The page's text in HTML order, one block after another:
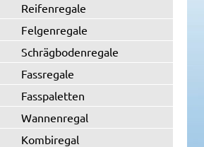
Reifenregale
Felgenregale
Schrägbodenregale
Fassregale
Fasspaletten
Wannenregal
Kombiregal